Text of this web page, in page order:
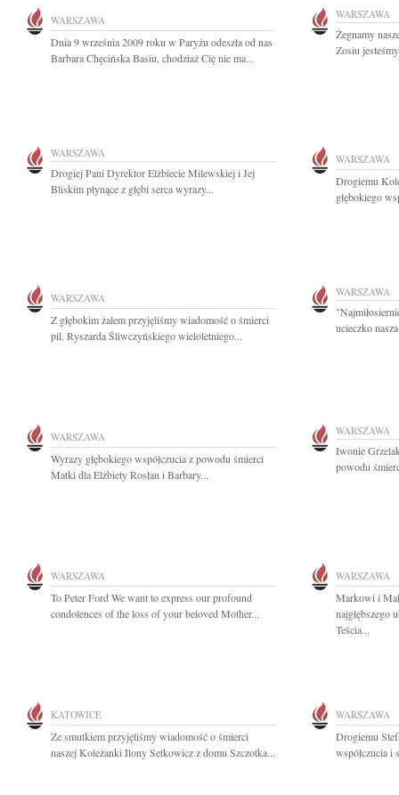
WARSZAWA
Dnia 9 września 2009 roku w Paryżu odeszła od nas
Barbara Chęcińska Basiu, chodziaż Cię nie ma...
WARSZAWA
Żegnamy
Zosiu
WARSZAWA
Drogiej Pani Dyrektor Elżbiecie Milewskiej i Jej
Bliskim płynące z głębi serca wyrazy...
WARSZAWA
Drogiemu
głębokiego
WARSZAWA
Z głębokim żalem przyjęliśmy wiadomość o śmierci
pil. Ryszarda Śliwczyńskiego wieloletniego...
WARSZAWA
ucieczko
WARSZAWA
Wyrazy głębokiego współczucia z powodu śmierci
Matki dla Elżbiety Rosłan i Barbary...
WARSZAWA
Iwonie
powodu
WARSZAWA
To Peter Ford We want to express our profound
condolences of the loss of your beloved Mother...
WARSZAWA
Markowi i
najgłębszego
Teścia...
KATOWICE
Ze smutkiem przyjęliśmy wiadomość o śmierci
naszej Koleżanki Ilony Setkowicz z domu Szczotka...
WARSZAWA
Drogiemu
współczucia i